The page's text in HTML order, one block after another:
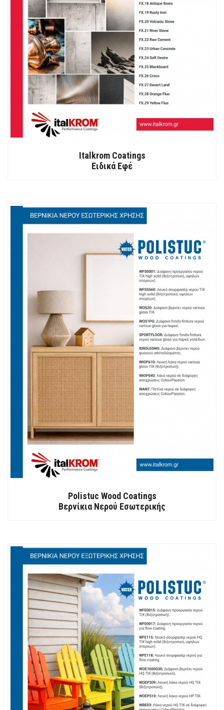
Italkrom Coatings
Ειδικά Εφέ
Polistuc Wood Coatings
Βερνίκια Νερού Εσωτερικής